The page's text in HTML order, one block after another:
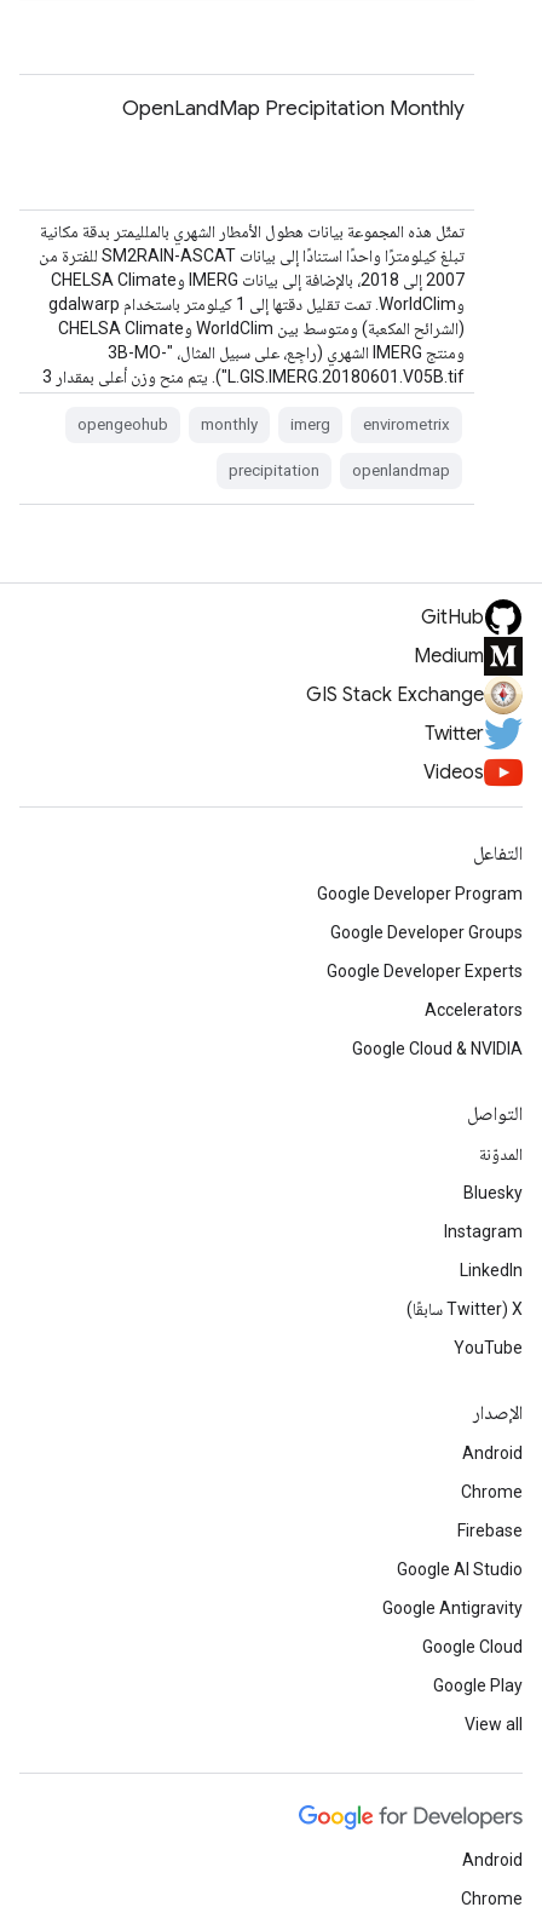
OpenLandMap Precipitation Monthly
تمثّل هذه المجموعة بيانات هطول الأمطار الشهري بالملليمتر بدقة مكانية
تبلغ كيلومترًا واحدًا استنادًا إلى بيانات SM2RAIN-ASCAT للفترة من
2007 إلى 2018، بالإضافة إلى بيانات IMERG وCHELSA Climate
وWorldClim. تمت تقليل دقتها إلى 1 كيلومتر باستخدام gdalwarp
(الشرائح المكعبة) ومتوسط بين WorldClim وCHELSA Climate
ومنتج IMERG الشهري (راجِع، على سبيل المثال، "3B-MO-
L.GIS.IMERG.20180601.V05B.tif"). يتم منح وزن أعلى بمقدار 3
envirometrix
imerg
monthly
opengeohub
openlandmap
precipitation
GitHub
Medium
GIS Stack Exchange
Twitter
Videos
التفاعل
Google Developer Program
Google Developer Groups
Google Developer Experts
Accelerators
Google Cloud & NVIDIA
التواصل
المدوّنة
Bluesky
Instagram
LinkedIn
‫X ‏(Twitter سابقًا)
YouTube
الإصدار
Android
Chrome
Firebase
Google AI Studio
Google Antigravity
Google Cloud
Google Play
View all
Android
Chrome